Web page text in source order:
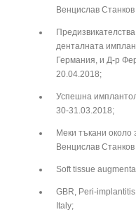
Венцислав
денталната
Германия, и Д-р
20.04.2018;
Успешна
30-31.03.2018;
Меки тъкани около
Венцислав
Soft tissue
GBR, Peri-
Italy;